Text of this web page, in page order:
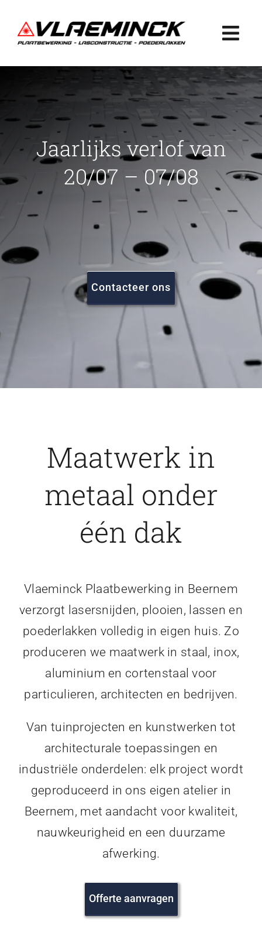
naar
inhoud
Plaatbewerking
Lasconstructie
Poederlakken
Projecten
FAQ
Vacatures
Jaarlijks verlof van
20/07 – 07/08
Contacteer ons
Maatwerk in
metaal onder
één dak
Vlaeminck Plaatbewerking in Beernem
verzorgt lasersnijden, plooien, lassen en
poederlakken volledig in eigen huis. Zo
produceren we maatwerk in staal, inox,
aluminium en cortenstaal voor
particulieren, architecten en bedrijven.
Van tuinprojecten en kunstwerken tot
architecturale toepassingen en
industriële onderdelen: elk project wordt
geproduceerd in ons eigen atelier in
Beernem, met aandacht voor kwaliteit,
nauwkeurigheid en een duurzame
afwerking.
Offerte aanvragen